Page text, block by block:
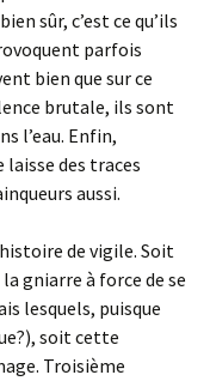
sûr, c’est ce qu’ils
parfois
bien que sur ce
brutale, ils sont
l’eau. Enfin,
laisse des traces
aussi.
de vigile. Soit
gniarre à force de se
lesquels, puisque
soit cette
Troisième